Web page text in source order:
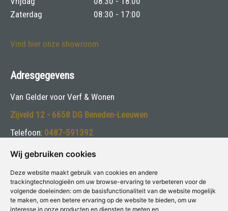
Wij gebruiken cookies
Deze website maakt gebruik van cookies en andere
trackingtechnologieën om uw browse-ervaring te verbeteren voor de
volgende doeleinden: om de basisfunctionaliteit van de website mogelijk
te maken, om een betere ervaring op de website te bieden, om uw
interesse in onze producten en diensten te meten en
Zaterdag
08:30 - 17:00
Vind hier onze showroom
Adresgegevens
Van Gelder voor Verf & Wonen
Zijveld 12 - 6658 DG Beneden-Leeuwen
Telefoon: 0487-591392
E-mail:info@vangelderverf.nl
Volg ons: